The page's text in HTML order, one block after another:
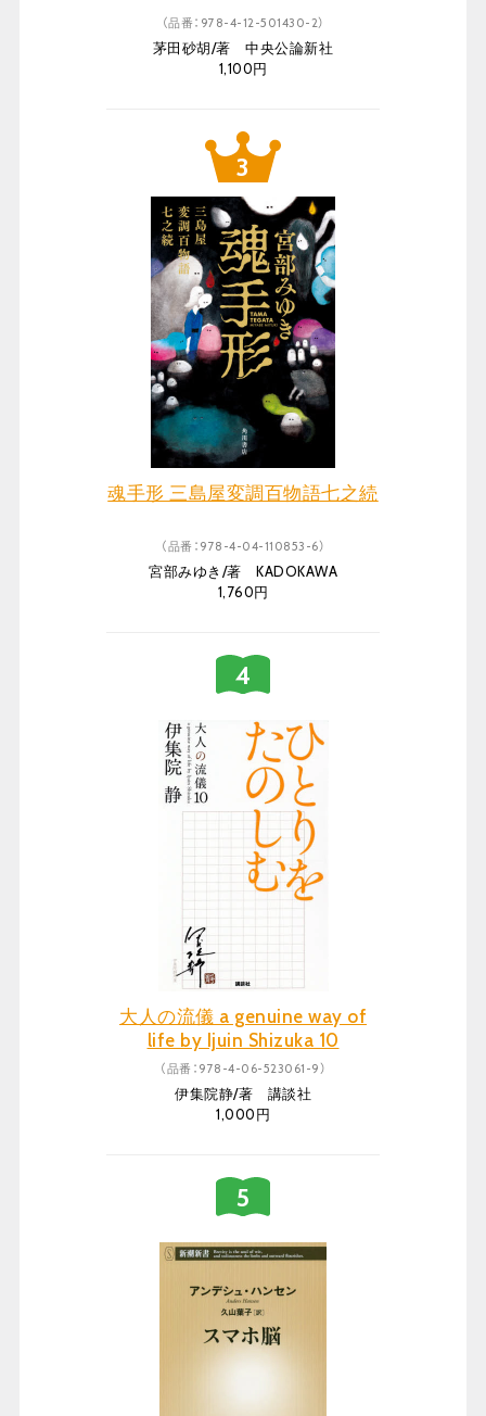
（品番：978-4-12-501430-2）
茅田砂胡/著 中央公論新社
1,100円
魂手形 三島屋変調百物語七之続
（品番：978-4-04-110853-6）
宮部みゆき/著 KADOKAWA
1,760円
大人の流儀 a genuine way of
life by Ijuin Shizuka 10
（品番：978-4-06-523061-9）
伊集院静/著 講談社
1,000円